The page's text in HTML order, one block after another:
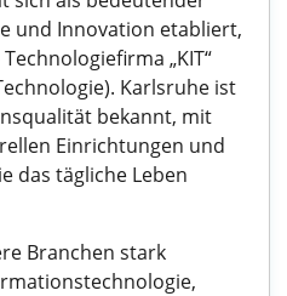
und Innovation etabliert,
„KIT“
Karlsruhe ist
bekannt, mit
Einrichtungen und
das tägliche Leben
Branchen stark